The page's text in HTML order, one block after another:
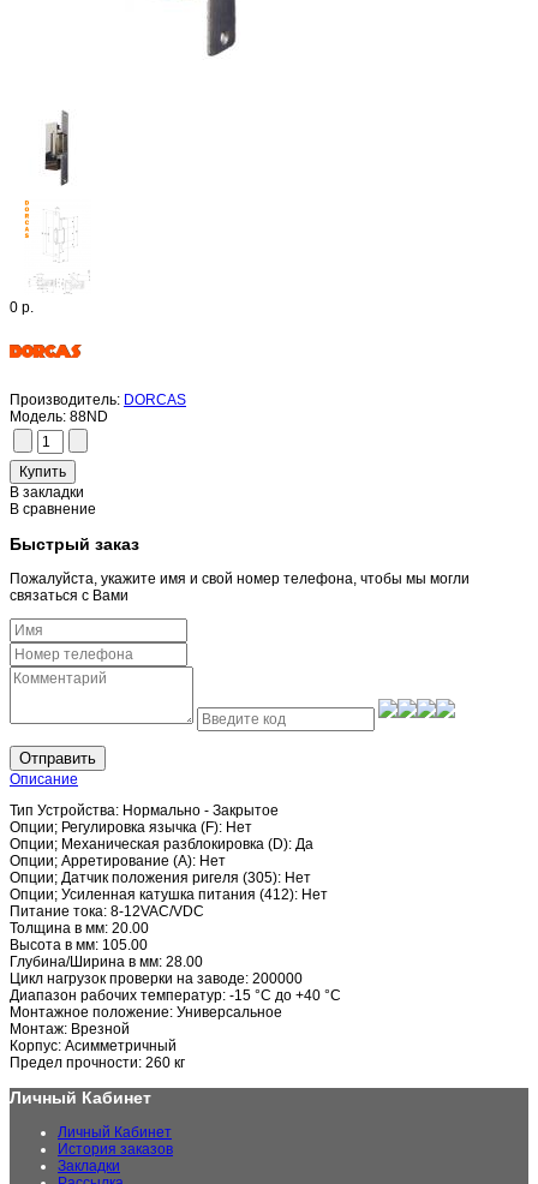
0 р.
Производитель: DORCAS
Модель: 88ND
В закладки
В сравнение
Быстрый заказ
Пожалуйста, укажите имя и свой номер телефона, чтобы мы могли
связаться с Вами
Отправить
Описание
Тип Устройства: Нормально - Закрытое
Опции; Регулировка язычка (F): Нет
Опции; Механическая разблокировка (D): Да
Опции; Арретирование (A): Нет
Опции; Датчик положения ригеля (305): Нет
Опции; Усиленная катушка питания (412): Нет
Питание тока: 8-12VAC/VDC
Толщина в мм: 20.00
Высота в мм: 105.00
Глубина/Ширина в мм: 28.00
Цикл нагрузок проверки на заводе: 200000
Диапазон рабочих температур: -15 °C до +40 °C
Монтажное положение: Универсальное
Монтаж: Врезной
Корпус: Асимметричный
Предел прочности: 260 кг
Личный Кабинет
Личный Кабинет
История заказов
Закладки